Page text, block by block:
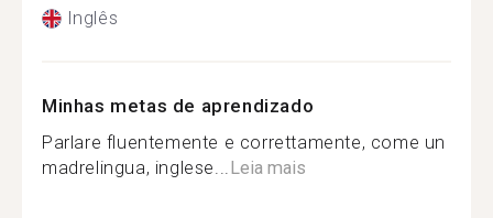
Inglês
Minhas metas de aprendizado
Parlare fluentemente e correttamente, come un
madrelingua, inglese...Leia mais